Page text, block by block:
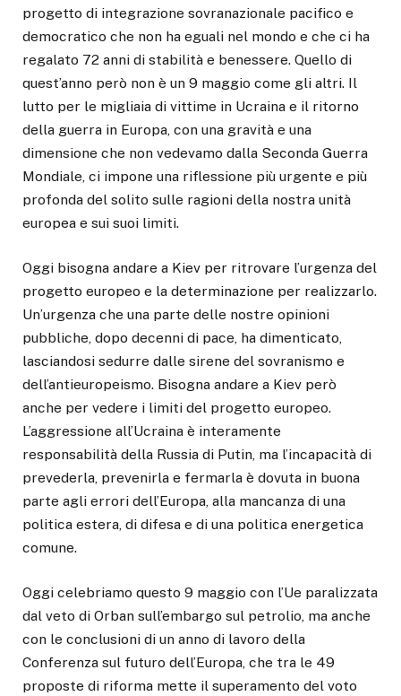
progetto di integrazione sovranazionale pacifico e
democratico che non ha eguali nel mondo e che ci ha
regalato 72 anni di stabilità e benessere. Quello di
quest’anno però non è un 9 maggio come gli altri. Il
lutto per le migliaia di vittime in Ucraina e il ritorno
della guerra in Europa, con una gravità e una
dimensione che non vedevamo dalla Seconda Guerra
Mondiale, ci impone una riflessione più urgente e più
profonda del solito sulle ragioni della nostra unità
europea e sui suoi limiti.
Oggi bisogna andare a Kiev per ritrovare l’urgenza del
progetto europeo e la determinazione per realizzarlo.
Un’urgenza che una parte delle nostre opinioni
pubbliche, dopo decenni di pace, ha dimenticato,
lasciandosi sedurre dalle sirene del sovranismo e
dell’antieuropeismo. Bisogna andare a Kiev però
anche per vedere i limiti del progetto europeo.
L’aggressione all’Ucraina è interamente
responsabilità della Russia di Putin, ma l’incapacità di
prevederla, prevenirla e fermarla è dovuta in buona
parte agli errori dell’Europa, alla mancanza di una
politica estera, di difesa e di una politica energetica
comune.
Oggi celebriamo questo 9 maggio con l’Ue paralizzata
dal veto di Orban sull’embargo sul petrolio, ma anche
con le conclusioni di un anno di lavoro della
Conferenza sul futuro dell’Europa, che tra le 49
proposte di riforma mette il superamento del voto